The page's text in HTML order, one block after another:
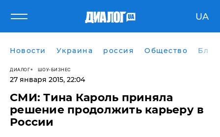
UA
Новости Украина россия Общество
ДИАЛОГ ШОУ-БИЗНЕС
27 января 2015, 22:04
CМИ: Тина Кароль приняла
решение продолжить карьеру в
России